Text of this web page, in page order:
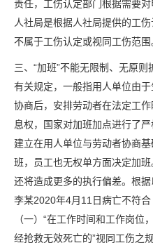
责任，工伤认定部门根据需要
人社局是根据人社局提供的工
不属于工伤认定或视同工伤范围
三、“加班”不能无限制、无原则
有关规定，一般指用人单位由
协商后，安排劳动者在法定工
息权，国家对加班加点进行了
建立在用人单位与劳动者协商
班，员工也无权单方面决定加
还将造成更多的执行偏差。根
李某2020年4月11日病亡不符
（一）“在工作时间和工作岗
经抢救无效死亡的”视同工伤之